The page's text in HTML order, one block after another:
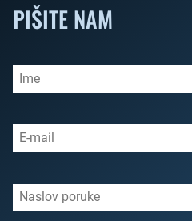
PIŠITE NAM